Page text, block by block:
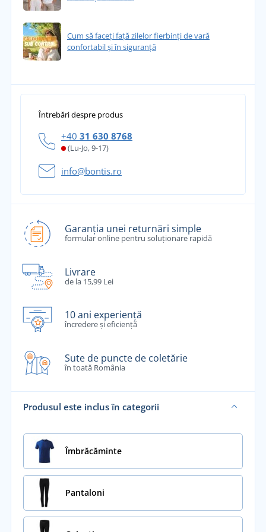
Cum să faceți față zilelor fierbinți de vară
confortabil și în siguranță
Întrebări despre produs
+40 31 630 8768
(Lu-Jo, 9-17)
info@bontis.ro
Garanția unei returnări simple
formular online pentru soluționare rapidă
Livrare
de la 15,99 Lei
10 ani experiență
încredere și eficiență
Sute de puncte de coletărie
în toată România
Produsul este inclus în categorii
Îmbrăcăminte
Pantaloni